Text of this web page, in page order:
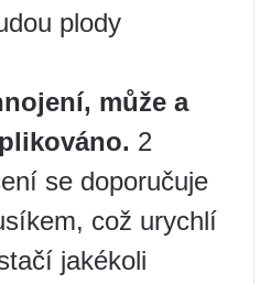
plody
může a
2
se doporučuje
což urychlí
jakékoli